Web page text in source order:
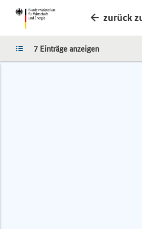
zurück
LISTE
7 Einträge anzeigen